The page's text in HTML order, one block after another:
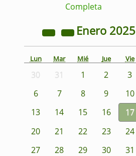
Completa
Enero 2025
Lun Mar Mié Jue Vie
30 31 1 2 3
6
7 8 9 10
13
14 15 16 17
20
21 22 23 24
27
28 29 30 31